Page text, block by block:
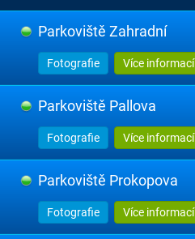
Parkoviště Zahradní
Fotografie Více informací
Parkoviště Pallova
Fotografie Více informací
Parkoviště Prokopova
Fotografie Více informací